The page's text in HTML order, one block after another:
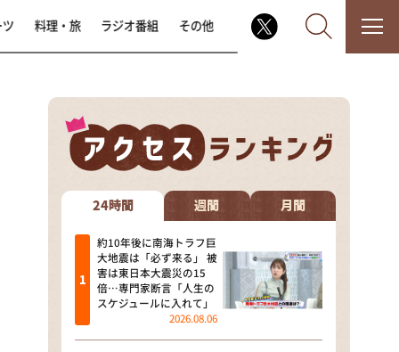
なるみ・岡村の過ぎるTV
相席食堂
これ余談なんですけど・・・
～人生密着トークバラエティ！
～ やすとものいたって真剣です
探偵！ナイトスクープ
料理・旅 ラジオ番組 その他
24時間 週間 月間
約10年後に南海トラフ巨
大地震は「必ず来る」 被
害は東日本大震災の15
倍…専門家断言「人生の
スケジュールに入れて」
2026.08.06